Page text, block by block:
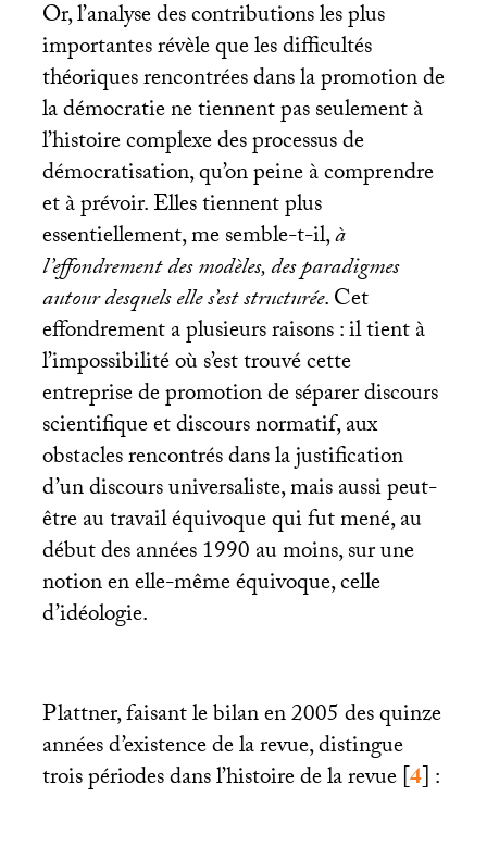
Or, l’analyse des contributions les plus
importantes révèle que les difficultés
théoriques rencontrées dans la promotion de
la démocratie ne tiennent pas seulement à
l’histoire complexe des processus de
démocratisation, qu’on peine à comprendre
et à prévoir. Elles tiennent plus
essentiellement, me semble-t-il,à
l’effondrement des modèles, des paradigmes
autour desquels elle s’est structurée. Cet
effondrement a plusieurs raisons : il tient à
l’impossibilité où s’est trouvé cette
entreprise de promotion de séparer discours
scientifique et discours normatif, aux
obstacles rencontrés dans la justification
d’un discours universaliste, mais aussi peut-
être au travail équivoque qui fut mené, au
début des années 1990 au moins, sur une
notion en elle-même équivoque, celle
d’idéologie.
Plattner, faisant le bilan en 2005 des quinze
années d’existence de la revue, distingue
trois périodes dans l’histoire de la revue[4]: